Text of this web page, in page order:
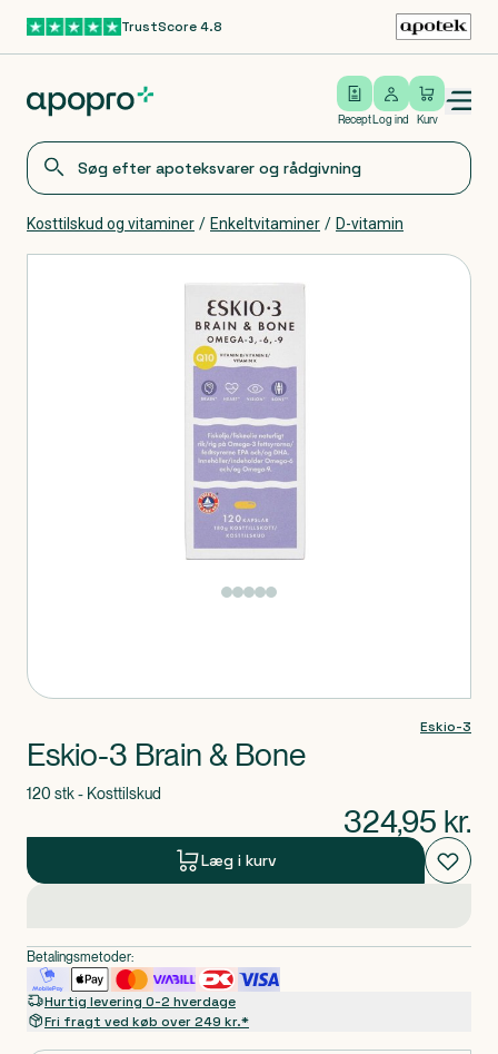
Gå til hovedindholdTrustScore 4.8
Recept
Log ind
Log ind Kurv
Open/close menu
Kosttilskud og vitaminer / Enkeltvitaminer / D-vitamin
Eskio-3
Eskio-3 Brain & Bone
120 stk - Kosttilskud
324,95 kr.
Læg i kurv
Betalingsmetoder:
Hurtig levering 0-2 hverdage
Fri fragt ved køb over 249 kr.*